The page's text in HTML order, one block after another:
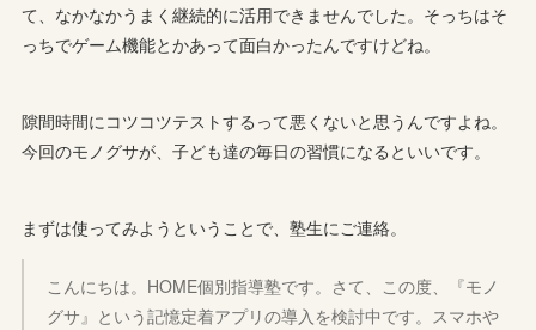
て、なかなかうまく継続的に活用できませんでした。そっちはそ
っちでゲーム機能とかあって面白かったんですけどね。
隙間時間にコツコツテストするって悪くないと思うんですよね。
今回のモノグサが、子ども達の毎日の習慣になるといいです。
まずは使ってみようということで、塾生にご連絡。
こんにちは。HOME個別指導塾です。さて、この度、『モノ
グサ』という記憶定着アプリの導入を検討中です。スマホや